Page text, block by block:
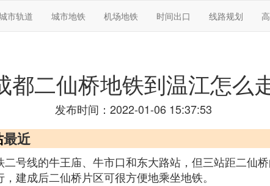
市轨道 城市地铁 机场地铁 时间出口 线路规划
都二仙桥地铁到温江怎么
发布时间：2022-01-06 15:37:53
最近
号线的牛王庙、牛市口和东大路站，但三站距二仙
成后二仙桥片区可很方便地乘坐地铁。